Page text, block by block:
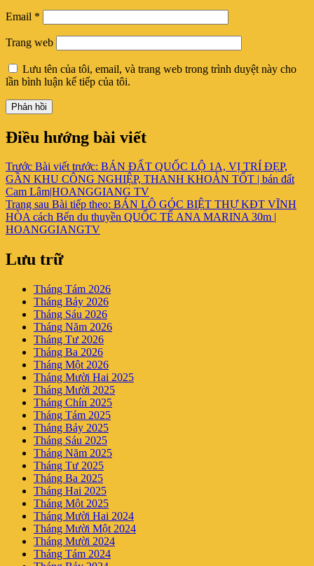
Email *
Trang web
Lưu tên của tôi, email, và trang web trong trình duyệt này cho
lần bình luận kế tiếp của tôi.
Điều hướng bài viết
Trước Bài viết trước: BÁN ĐẤT QUỐC LỘ 1A, VỊ TRÍ ĐẸP,
GẦN KHU CÔNG NGHIỆP, THANH KHOẢN TỐT | bán đất
Cam Lâm|HOANGGIANG TV
Trang sau Bài tiếp theo: BÁN LÔ GÓC BIỆT THỰ KĐT VĨNH
HÒA cách Bến du thuyền QUỐC TẾ ANA MARINA 30m |
HOANGGIANGTV
Lưu trữ
Tháng Tám 2026
Tháng Bảy 2026
Tháng Sáu 2026
Tháng Năm 2026
Tháng Tư 2026
Tháng Ba 2026
Tháng Một 2026
Tháng Mười Hai 2025
Tháng Mười 2025
Tháng Chín 2025
Tháng Tám 2025
Tháng Bảy 2025
Tháng Sáu 2025
Tháng Năm 2025
Tháng Tư 2025
Tháng Ba 2025
Tháng Hai 2025
Tháng Một 2025
Tháng Mười Hai 2024
Tháng Mười Một 2024
Tháng Mười 2024
Tháng Tám 2024